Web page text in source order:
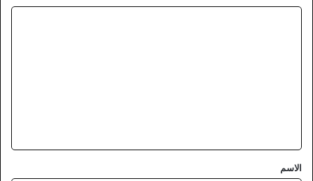
*
الاسم